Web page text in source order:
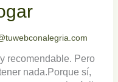
recomendable. Pero
nada.Porque sí,